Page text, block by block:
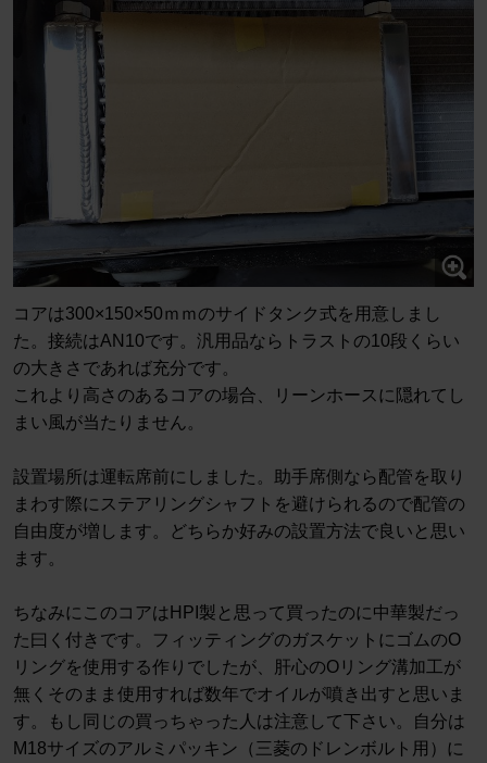
コアは300×150×50ｍｍのサイドタンク式を用意しまし
た。接続はAN10です。汎用品ならトラストの10段くらい
の大きさであれば充分です。
これより高さのあるコアの場合、リーンホースに隠れてし
まい風が当たりません。
設置場所は運転席前にしました。助手席側なら配管を取り
まわす際にステアリングシャフトを避けられるので配管の
自由度が増します。どちらか好みの設置方法で良いと思い
ます。
ちなみにこのコアはHPI製と思って買ったのに中華製だっ
た曰く付きです。フィッティングのガスケットにゴムのO
リングを使用する作りでしたが、肝心のOリング溝加工が
無くそのまま使用すれば数年でオイルが噴き出すと思いま
す。もし同じの買っちゃった人は注意して下さい。自分は
M18サイズのアルミパッキン（三菱のドレンボルト用）に